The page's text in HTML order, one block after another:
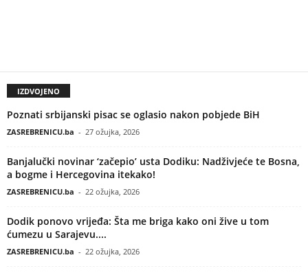
IZDVOJENO
Poznati srbijanski pisac se oglasio nakon pobjede BiH
ZASREBRENICU.ba - 27 ožujka, 2026
Banjalučki novinar ‘začepio’ usta Dodiku: Nadživjeće te Bosna,
a bogme i Hercegovina itekako!
ZASREBRENICU.ba - 22 ožujka, 2026
Dodik ponovo vrijeđa: Šta me briga kako oni žive u tom
ćumezu u Sarajevu....
ZASREBRENICU.ba - 22 ožujka, 2026